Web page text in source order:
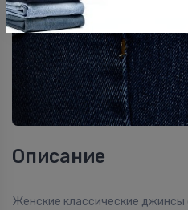
Описание
Женские классические джинсы